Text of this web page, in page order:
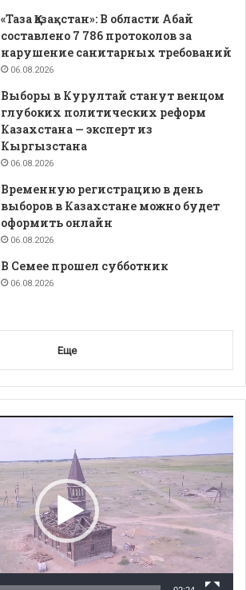
«Таза Қазақстан»: В области Абай
составлено 7 786 протоколов за
нарушение санитарных требований
06.08.2026
Выборы в Курултай станут венцом
глубоких политических реформ
Казахстана — эксперт из
Кыргызстана
06.08.2026
Временную регистрацию в день
выборов в Казахстане можно будет
оформить онлайн
06.08.2026
В Семее прошел субботник
06.08.2026
Еще